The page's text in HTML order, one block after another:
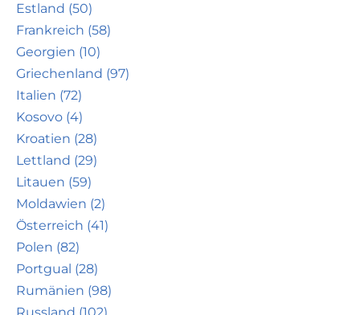
Estland (50)
Frankreich (58)
Georgien (10)
Griechenland (97)
Italien (72)
Kosovo (4)
Kroatien (28)
Lettland (29)
Litauen (59)
Moldawien (2)
Österreich (41)
Polen (82)
Portgual (28)
Rumänien (98)